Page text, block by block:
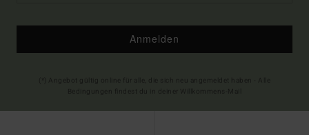
Anmelden